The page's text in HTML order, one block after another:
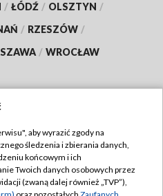
/ ŁÓDŹ / OLSZTYN /
/ RZESZÓW /
/ WROCŁAW
TVP
TVP
aby wyrazić zgody na
śledzenia i zbierania danych,
końcowym i ich
Twoich danych osobowych przez
(zwaną dalej również „TVP”),